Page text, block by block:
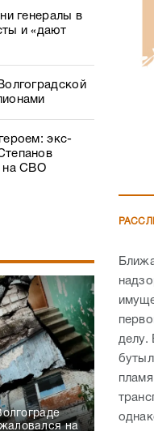
генералы в
и «дают
экс-
на СВО
на
делу.